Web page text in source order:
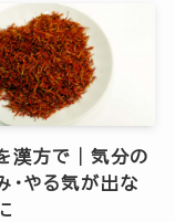
漢方で｜気分の
・やる気が出な